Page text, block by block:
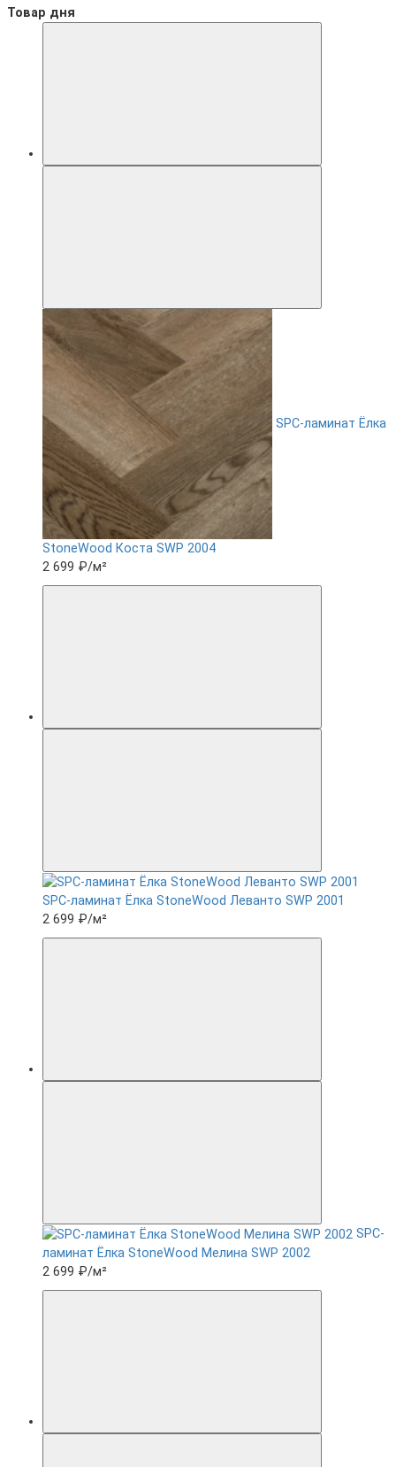
Товар дня
SPC-ламинат Ëлка
StoneWood Коста SWP 2004
2 699 ₽/м²
SPC-ламинат Ëлка StoneWood Леванто SWP 2001
2 699 ₽/м²
SPC-
ламинат Ëлка StoneWood Мелина SWP 2002
2 699 ₽/м²